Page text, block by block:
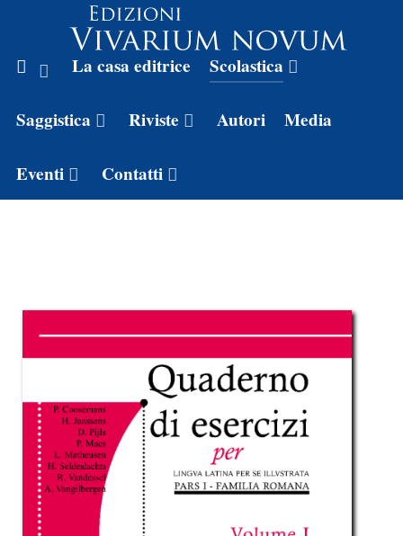
La casa editrice Scolastica
Saggistica Riviste Autori Media
Eventi Contatti